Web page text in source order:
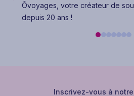
Ôvoyages, votre créateur de
depuis 20 ans !
Inscrivez-vous à